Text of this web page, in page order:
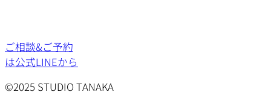
ご相談&ご予約
は公式LINEから
©2025 STUDIO TANAKA